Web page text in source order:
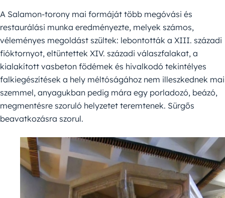
A Salamon-torony mai formáját több megóvási és
restaurálási munka eredményezte, melyek számos,
véleményes megoldást szültek: lebontották a XIII. századi
fióktornyot, eltüntettek XIV. századi válaszfalakat, a
kialakított vasbeton födémek és hivalkodó tekintélyes
falkiegészítések a hely méltóságához nem illeszkednek mai
szemmel, anyagukban pedig mára egy porladozó, beázó,
megmentésre szoruló helyzetet teremtenek. Sürgős
beavatkozásra szorul.